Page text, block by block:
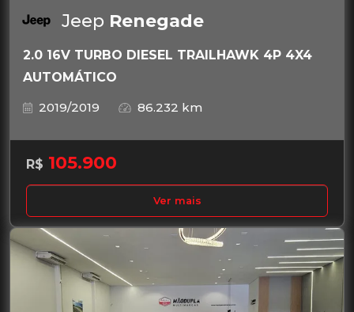
Jeep Renegade
2.0 16V TURBO DIESEL TRAILHAWK 4P 4X4
AUTOMÁTICO
2019/2019
86.232 km
R$ 105.900
Ver mais